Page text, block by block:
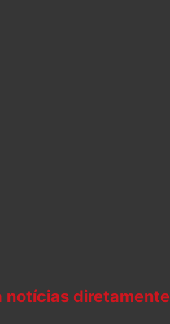
notícias diretamente